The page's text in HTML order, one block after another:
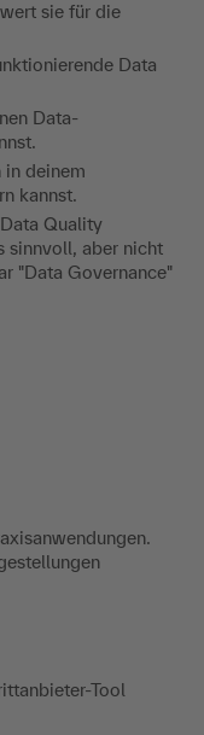
sie für die
Data
Data-
deinem
kannst.
Quality
sinnvoll, aber nicht
"Data Governance"
Tool